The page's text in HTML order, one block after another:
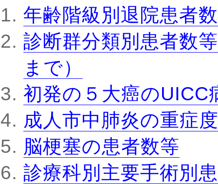
年齢階級別退院患者数
診断群分類別患者数
まで）
初発の５大癌のUICC
成人市中肺炎の重症
脳梗塞の患者数等
診療科別主要手術別